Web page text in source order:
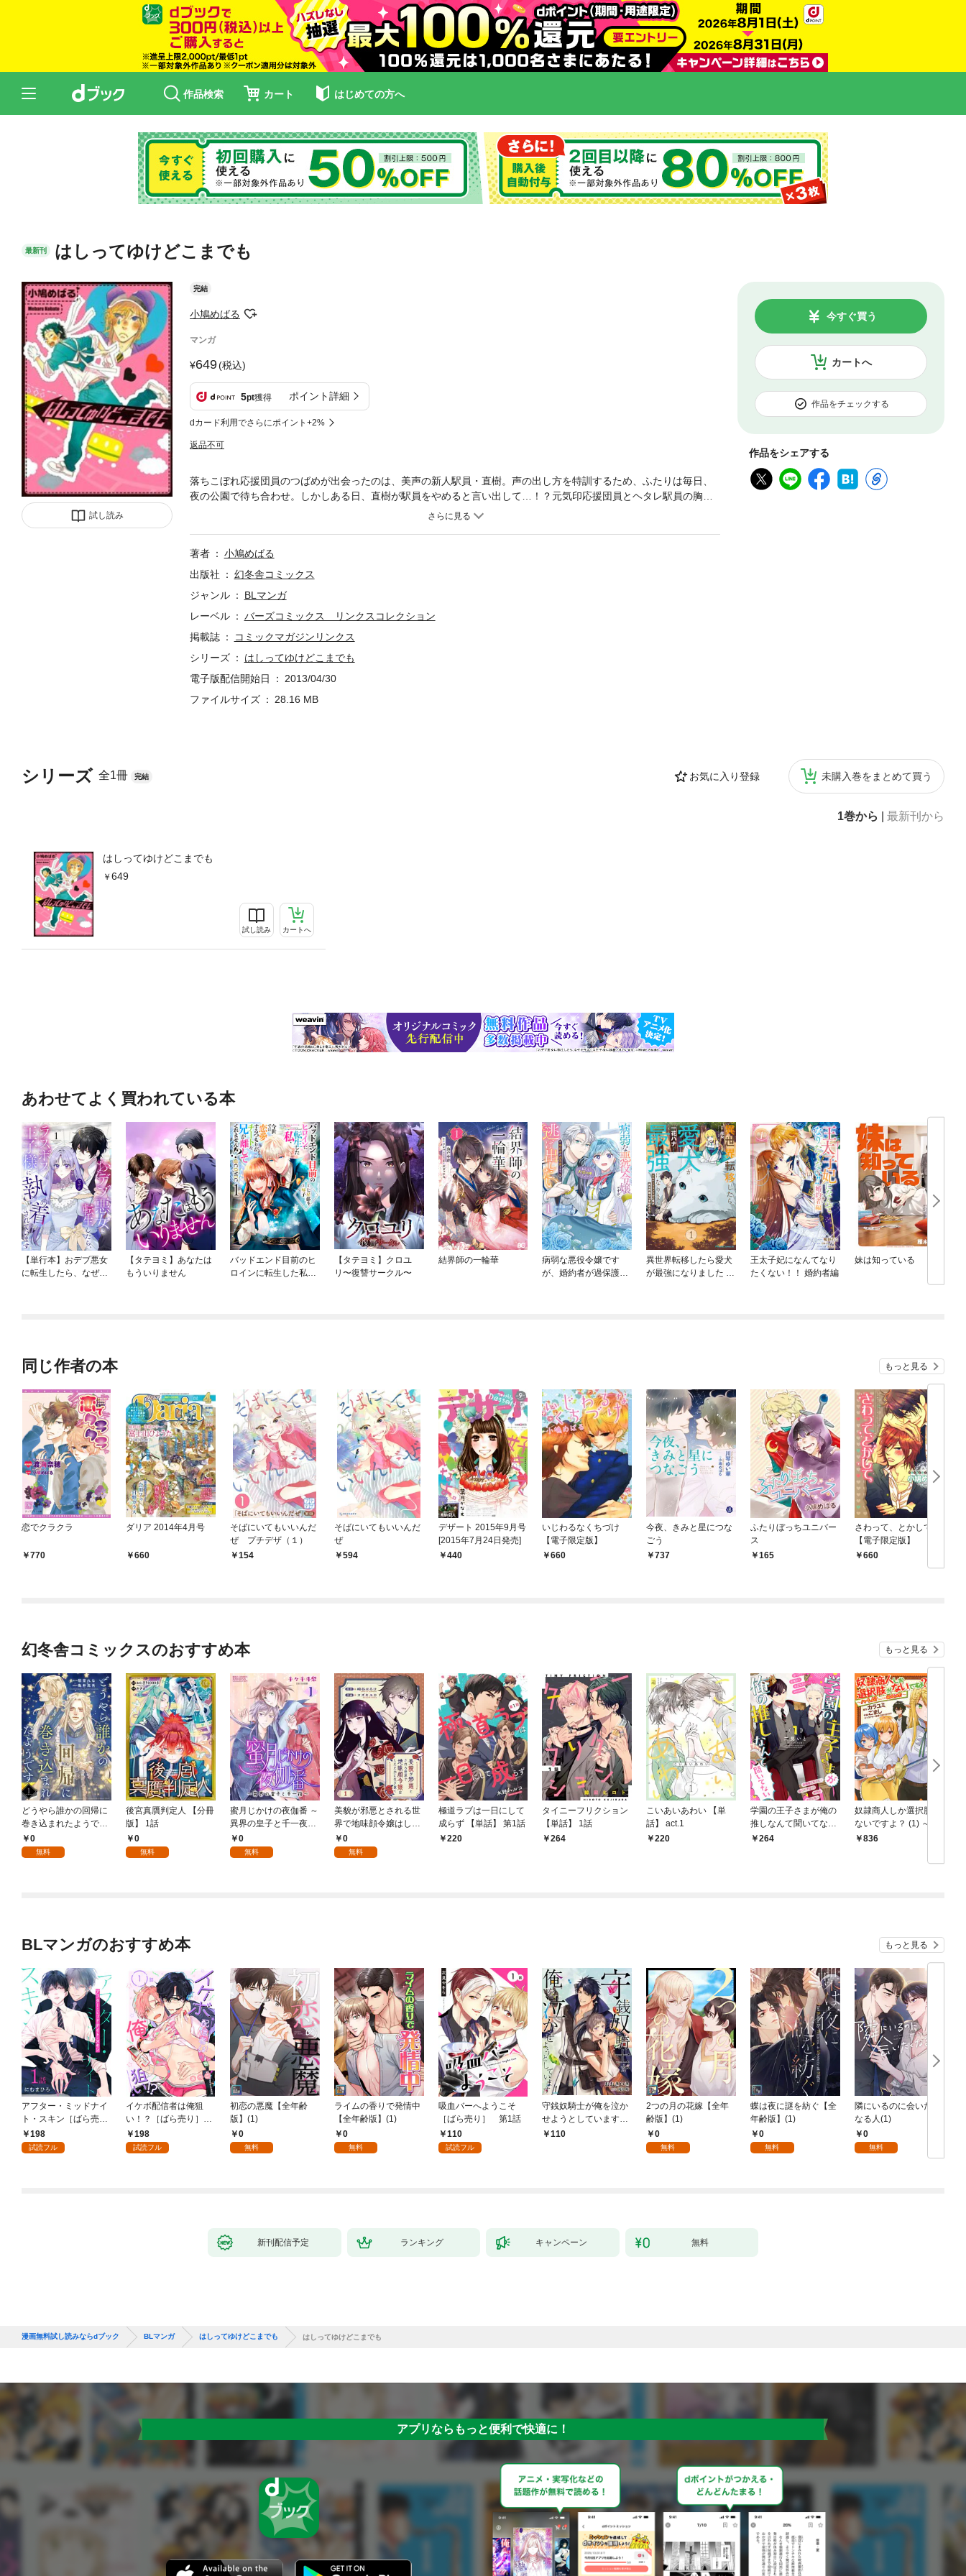
作品検索 カート はじめての方へ
最新刊 はしってゆけどこまでも
試し読み
完結
小鳩めばる
マンガ
649(税込)
5pt獲得 ポイント詳細
dカード利用でさらにポイント+2%
返品不可
カートへ
今すぐ買う
作品をチェックする
作品をシェアする
シリーズ 全1冊 完結 お気に入り登録 未購入巻をまとめて買う
1巻から 最新刊から
はしってゆけどこまでも
649
試し読み カートへ
落ちこぼれ応援団員のつばめが出会ったのは、美声の新人駅員・直樹。声の出し方を特訓するため、ふたりは毎日、
夜の公園で待ち合わせ。しかしある日、直樹が駅員をやめると言い出して…！？元気印応援団員とヘタレ駅員の胸キ
著者
小鳩めばる
出版社
幻冬舎コミックス
ジャンル
BLマンガ
レーベル
バーズコミックス リンクスコレクション
掲載誌
コミックマガジンリンクス
シリーズ
はしってゆけどこまでも
電子版配信開始日
2013/04/30
ファイルサイズ
28.16 MB
あわせてよく買われている本
【単行本】おデブ悪女
に転生したら、なぜか
【タテヨミ】あなたは
もういりません
バッドエンド目前のヒ
ロインに転生した私、
【タテヨミ】クロユ
リ〜復讐サークル〜
結界師の一輪華
病弱な悪役令嬢です
が、婚約者が過保護す
異世界転移したら愛犬
が最強になりました ～
王太子妃になんてなり
たくない！！ 婚約者編
妹は知っている
同じ作者の本 もっと見る
恋でクラクラ
770
ダリア 2014年4月号
660
そばにいてもいいんだ
ぜ プチデザ（１）
154
そばにいてもいいんだ
ぜ
594
デザート 2015年9月号
[2015年7月24日発売]
440
いじわるなくちづけ
【電子限定版】
660
今夜、きみと星につな
ごう
737
ふたりぼっちユニバー
ス
165
さわって、とかして。
【電子限定版】
660
幻冬舎コミックスのおすすめ本 もっと見る
どうやら誰かの回帰に
巻き込まれたようです
【分冊版】 1話
0
無料
後宮真贋判定人 【分冊
版】 1話
0
無料
蜜月じかけの夜伽番 ～
異界の皇子と千一夜～
【分冊版】 1話
0
無料
美貌が邪悪とされる世
界で地味顔令嬢はした
たかに生き抜く 【分冊
版】 1話
0
無料
極道ラブは一日にして
成らず 【単話】 第1話
220
タイニーフリクション
【単話】 1話
264
こいあいあわい 【単
話】 act.1
220
学園の王子さまが俺の
推しなんて聞いてない
【単話】 1話
264
奴隷商人しか選択肢が
ないですよ？ (1) ～ハ
ーレム？なにそれおい
836
BLマンガのおすすめ本 もっと見る
アフター・ミッドナイ
ト・スキン［ばら売
り］ 第1話
198
試読フル
イケボ配信者は俺狙
い！？［ばら売り］
第1話
198
試読フル
初恋の悪魔【全年齢
版】(1)
0
無料
ライムの香りで発情中
【全年齢版】(1)
0
無料
吸血バーへようこそ
［ばら売り］ 第1話
110
試読フル
守銭奴騎士が俺を泣か
せようとしています
【単話】 1
110
2つの月の花嫁【全年
齢版】(1)
0
無料
蝶は夜に謎を紡ぐ【全
年齢版】(1)
0
無料
隣にいるのに会いたく
なる人(1)
0
無料
新刊配信予定 ランキング キャンペーン 無料
漫画無料試し読みならdブック BLマンガ はしってゆけどこまでも はしってゆけどこまでも
アプリならもっと便利で快適に！